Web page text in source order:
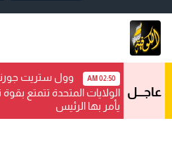
عاجـــل
02:50 AM
وول ستريت
الولايات المتحدة تتمتع
يأمر بها الرئيس